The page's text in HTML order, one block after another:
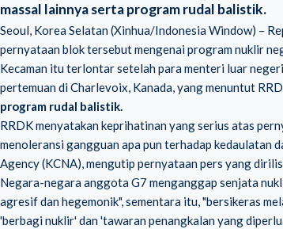
massal lainnya serta program rudal balistik.
Seoul, Korea Selatan (Xinhua/Indonesia Window) –
pernyataan blok tersebut mengenai program nuklir
Kecaman itu terlontar setelah para menteri luar
pertemuan di Charlevoix, Kanada, yang menuntut
program rudal balistik.
RRDK menyatakan keprihatinan yang serius atas
menoleransi gangguan apa pun terhadap kedaulatan
Agency (KCNA), mengutip pernyataan pers yang
Negara-negara anggota G7 menganggap senjata
agresif dan hegemonik", sementara itu, "bersikeras
'berbagi nuklir' dan 'tawaran penangkalan yang